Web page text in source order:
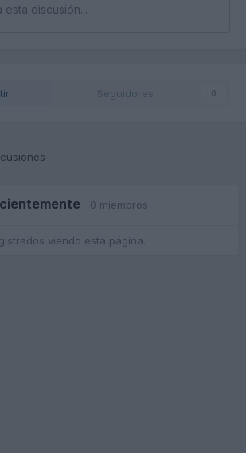
esta discusión...
Seguidores 0
0 miembros
viendo esta página.